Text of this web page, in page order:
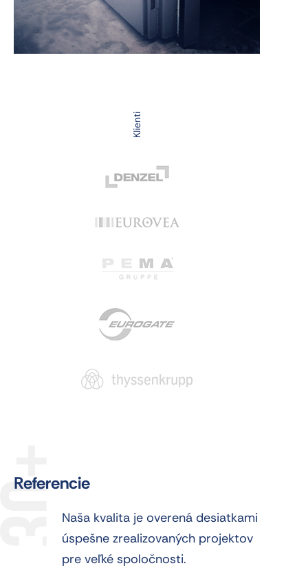
Klienti
Referencie
Naša kvalita je overená desiatkami
úspešne zrealizovaných projektov
pre veľké spoločnosti.